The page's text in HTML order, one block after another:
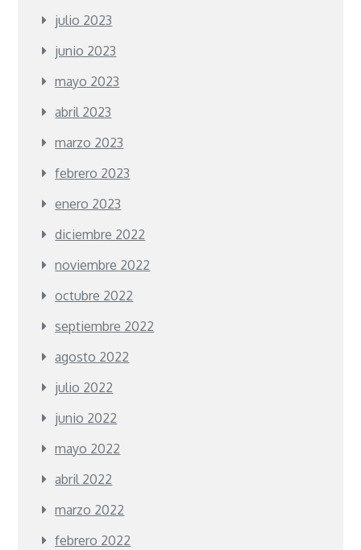
julio 2023
junio 2023
mayo 2023
abril 2023
marzo 2023
febrero 2023
enero 2023
diciembre 2022
noviembre 2022
octubre 2022
septiembre 2022
agosto 2022
julio 2022
junio 2022
mayo 2022
abril 2022
marzo 2022
febrero 2022